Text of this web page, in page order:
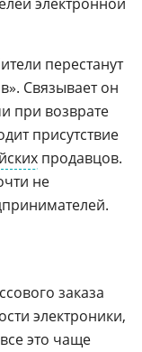
перестанут
Связывает он
при возврате
присутствие
продавцов.
не
заказа
электроники,
это чаще